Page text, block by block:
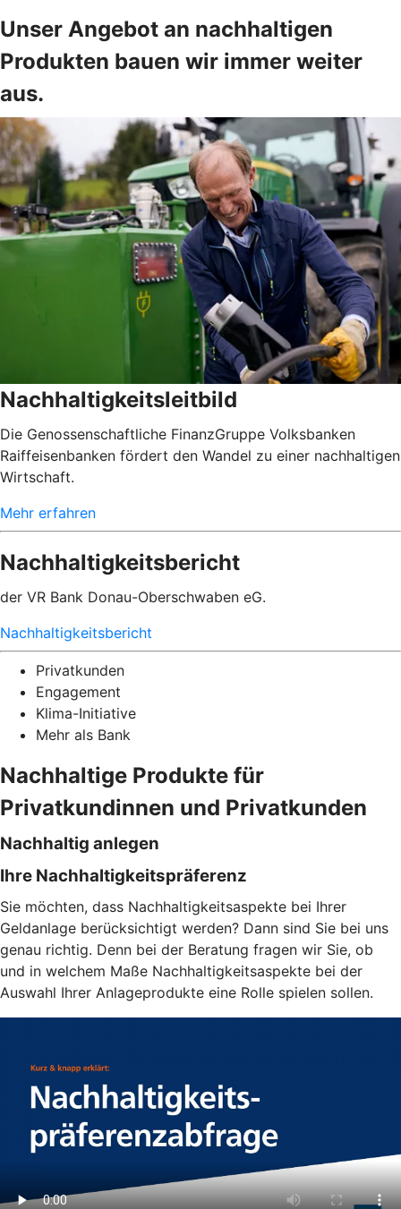
Unser Angebot an nachhaltigen
Produkten bauen wir immer weiter
aus.
Nachhaltigkeitsleitbild
Die Genossenschaftliche FinanzGruppe Volksbanken
Raiffeisenbanken fördert den Wandel zu einer nachhaltigen
Wirtschaft.
Mehr erfahren
Nachhaltigkeitsbericht
der VR Bank Donau-Oberschwaben eG.
Nachhaltigkeitsbericht
Privatkunden
Engagement
Klima-Initiative
Mehr als Bank
Nachhaltige Produkte für
Privatkundinnen und Privatkunden
Nachhaltig anlegen
Ihre Nachhaltigkeitspräferenz
Sie möchten, dass Nachhaltigkeitsaspekte bei Ihrer
Geldanlage berücksichtigt werden? Dann sind Sie bei uns
genau richtig. Denn bei der Beratung fragen wir Sie, ob
und in welchem Maße Nachhaltigkeitsaspekte bei der
Auswahl Ihrer Anlageprodukte eine Rolle spielen sollen.